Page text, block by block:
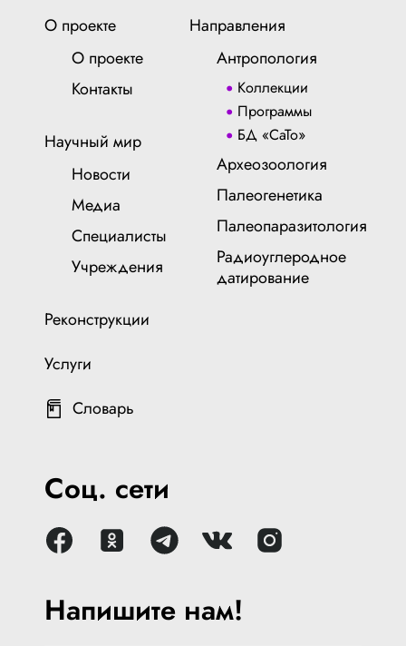
Напишите нам!
О проекте
О проекте
Контакты
Научный мир
Новости
Медиа
Специалисты
Учреждения
Реконструкции
Услуги
Словарь
Направления
Антропология
Коллекции
Программы
БД «СаТо»
Археозоология
Палеогенетика
Палеопаразитология
Радиоуглеродное
датирование
Соц. сети